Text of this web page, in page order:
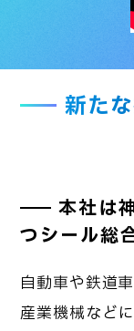
新た
本社は
つシール総
自動車や鉄道
産業機械など